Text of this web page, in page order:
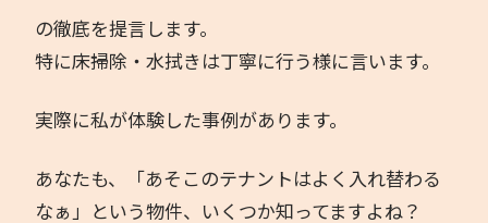
の徹底を提言します。
特に床掃除・水拭きは丁寧に行う様に言います。
実際に私が体験した事例があります。
あなたも、「あそこのテナントはよく入れ替わる
なぁ」という物件、いくつか知ってますよね？